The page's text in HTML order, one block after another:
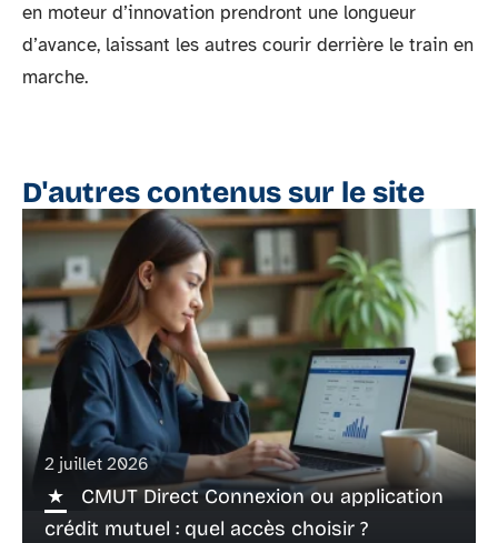
en moteur d’innovation prendront une longueur
d’avance, laissant les autres courir derrière le train en
marche.
D'autres contenus sur le site
2 juillet 2026
CMUT Direct Connexion ou application
crédit mutuel : quel accès choisir ?